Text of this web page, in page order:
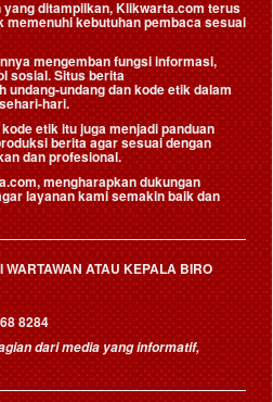
ditampilkan, Klikwarta.com terus
memenuhi kebutuhan pembaca sesuai
mengemban fungsi informasi,
sosial. Situs berita
undang dan kode etik dalam
hari.
etik itu juga menjadi panduan
berita agar sesuai dengan
dan profesional.
mengharapkan dukungan
layanan kami semakin baik dan
ATAU KEPALA BIRO
8284
dari media yang informatif,